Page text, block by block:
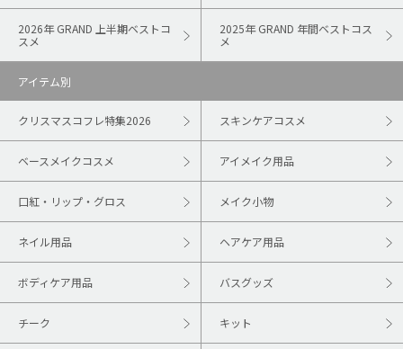
2026年 GRAND 上半期ベストコ
スメ
2025年 GRAND 年間ベストコス
メ
アイテム別
クリスマスコフレ特集2026 スキンケアコスメ
ベースメイクコスメ アイメイク用品
口紅・リップ・グロス メイク小物
ネイル用品 ヘアケア用品
ボディケア用品 バスグッズ
チーク キット